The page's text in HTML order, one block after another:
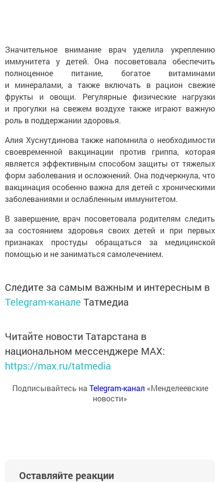
Значительное внимание врач уделила укреплению
иммунитета у детей. Она посоветовала обеспечить
полноценное питание, богатое витаминами
и минералами, а также включать в рацион свежие
фрукты и овощи. Регулярные физические нагрузки
и прогулки на свежем воздухе также играют важную
роль в поддержании здоровья.
Алия Хуснутдинова также напомнила о необходимости
своевременной вакцинации против гриппа, которая
является эффективным способом защиты от тяжелых
форм заболевания и осложнений. Она подчеркнула, что
вакцинация особенно важна для детей с хроническими
заболеваниями и ослабленным иммунитетом.
В завершение, врач посоветовала родителям следить
за состоянием здоровья своих детей и при первых
признаках простуды обращаться за медицинской
помощью и не заниматься самолечением.
Следите за самым важным и интересным в
Telegram-канале Татмедиа
Читайте новости Татарстана в
национальном мессенджере MАХ:
https://max.ru/tatmedia
Подписывайтесь на Telegram-канал «Менделеевские
новости»
Оставляйте реакции